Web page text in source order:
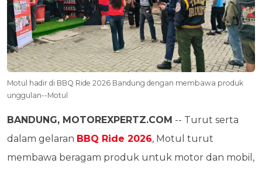
Motul hadir di BBQ Ride 2026 Bandung dengan membawa produk
unggulan--Motul
BANDUNG, MOTOREXPERTZ.COM -- Turut serta
dalam gelaran BBQ Ride 2026, Motul turut
membawa beragam produk untuk motor dan mobil,